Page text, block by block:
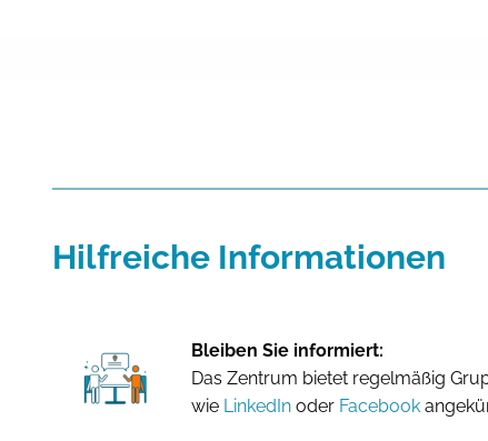
Hilfreiche Informationen
Bleiben Sie informiert:
Das Zentrum bietet regelmäßig
wie LinkedIn oder Facebook